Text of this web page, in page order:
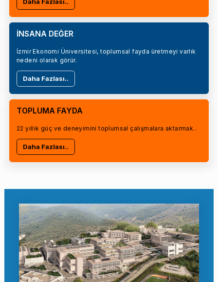
İNSANA DEĞER
İzmir Ekonomi Üniversitesi, toplumsal fayda üretmeyi varlık
nedeni olarak görür.
Daha Fazlası..
TOPLUMA FAYDA
22 yıllık güç ve deneyimini toplumsal çalışmalara aktarmak..
Daha Fazlası..